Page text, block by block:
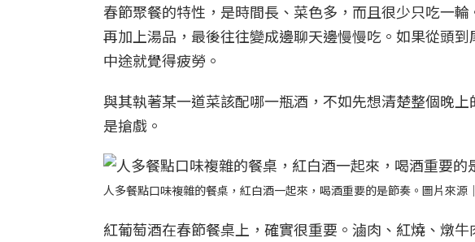
春節聚餐的特性，是時間長、菜色多，而且很少只吃一
再加上湯品，最後往往變成邊聊天邊慢慢吃。如果從頭
中途就覺得疲勞。
與其執著某一道菜該配哪一瓶酒，不如先想清楚整個晚
是搶戲。
人多餐點口味複雜的餐桌，紅白酒一起來，喝酒重要的是節奏。圖片來源
紅葡萄酒在春節餐桌上，確實很重要。滷肉、紅燒、燉